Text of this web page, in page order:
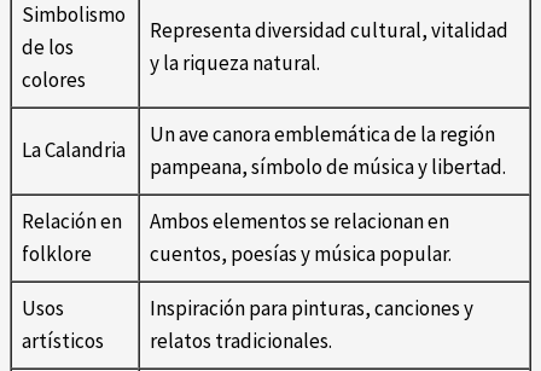
Simbolismo
de los
colores
Representa diversidad cultural, vitalidad
y la riqueza natural.
La Calandria
Un ave canora emblemática de la región
pampeana, símbolo de música y libertad.
Relación en
folklore
Ambos elementos se relacionan en
cuentos, poesías y música popular.
Usos
artísticos
Inspiración para pinturas, canciones y
relatos tradicionales.